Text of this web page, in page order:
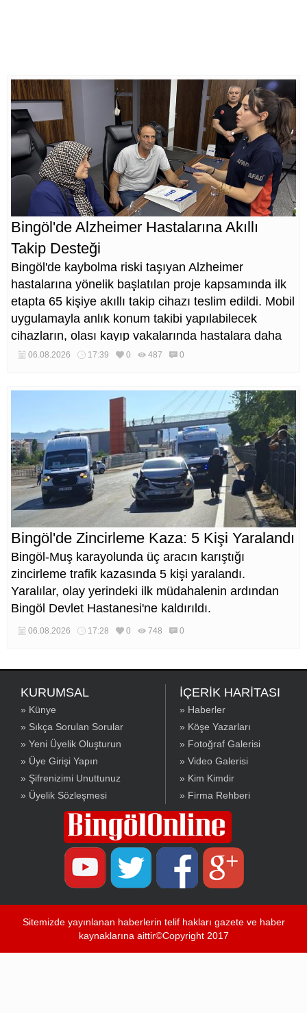
Bingöl'de Alzheimer Hastalarına Akıllı
Takip Desteği
Bingöl'de kaybolma riski taşıyan Alzheimer
hastalarına yönelik başlatılan proje kapsamında ilk
etapta 65 kişiye akıllı takip cihazı teslim edildi. Mobil
uygulamayla anlık konum takibi yapılabilecek
cihazların, olası kayıp vakalarında hastalara daha
kısa sürede ulaşılmasını sağlaması hedefleniyor.
06.08.2026 17:39 0 487 0
Bingöl'de Zincirleme Kaza: 5 Kişi Yaralandı
Bingöl-Muş karayolunda üç aracın karıştığı
zincirleme trafik kazasında 5 kişi yaralandı.
Yaralılar, olay yerindeki ilk müdahalenin ardından
Bingöl Devlet Hastanesi'ne kaldırıldı.
06.08.2026 17:28 0 748 0
KURUMSAL
» Künye
» Sıkça Sorulan Sorular
» Yeni Üyelik Oluşturun
» Üye Girişi Yapın
» Şifrenizimi Unuttunuz
» Üyelik Sözleşmesi
İÇERİK HARİTASI
» Haberler
» Köşe Yazarları
» Fotoğraf Galerisi
» Video Galerisi
» Kim Kimdir
» Firma Rehberi
Sitemizde yayınlanan haberlerin telif hakları gazete ve haber
kaynaklarına aittir©Copyright 2017